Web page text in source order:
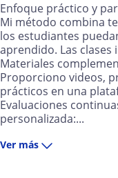
Enfoque práctico y
Mi método combina
los estudiantes
aprendido. Las
Materiales
Proporciono videos,
prácticos en una
Evaluaciones
personalizada:...
Ver más